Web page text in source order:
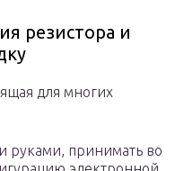
резистора и
для многих
руками, принимать во